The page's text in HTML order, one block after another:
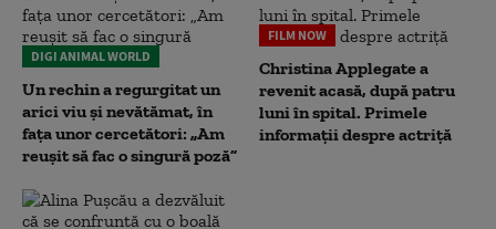
DIGI ANIMAL WORLD
Un rechin a regurgitat un
arici viu și nevătămat, în
fața unor cercetători: „Am
reușit să fac o singură poză”
FILM NOW
Christina Applegate a
revenit acasă, după patru
luni în spital. Primele
informații despre actriță